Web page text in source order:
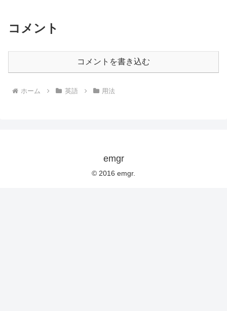
コメント
コメントを書き込む
ホーム 英語 用法
emgr
© 2016 emgr.